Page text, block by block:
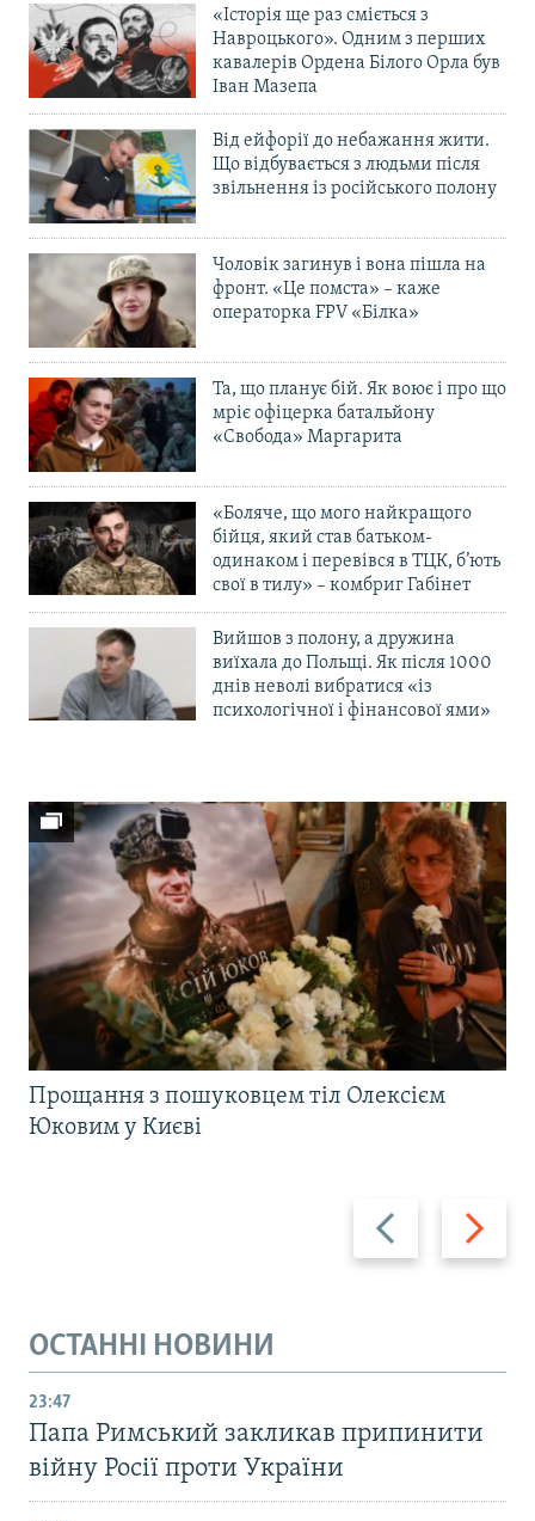
«Історія ще раз сміється з
Навроцького». Одним з перших
кавалерів Ордена Білого Орла був
Іван Мазепа
Від ейфорії до небажання жити.
Що відбувається з людьми після
звільнення із російського полону
Чоловік загинув і вона пішла на
фронт. «Це помста» – каже
операторка FPV «Білка»
Та, що планує бій. Як воює і про що
мріє офіцерка батальйону
«Свобода» Маргарита
«Боляче, що мого найкращого
бійця, який став батьком-
одинаком і перевівся в ТЦК, б’ють
свої в тилу» – комбриг Габінет
Вийшов з полону, а дружина
виїхала до Польщі. Як після 1000
днів неволі вибратися «із
психологічної і фінансової ями»
Назад Вперед
Прощання з пошуковцем тіл Олексієм
Юковим у Києві
ОСТАННІ НОВИНИ
23:47
Папа Римський закликав припинити
війну Росії проти України